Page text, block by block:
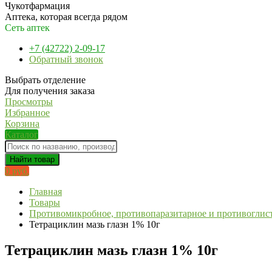
Чукотфармация
Аптека, которая всегда рядом
Сеть аптек
+7 (42722) 2-09-17
Обратный звонок
Выбрать отделение
Для получения заказа
Просмотры
Избранное
Корзина
Каталог
Найти товар
0 руб.
Главная
Товары
Противомикробное, противопаразитарное и
Тетрациклин мазь глазн 1% 10г
Тетрациклин мазь глазн 1% 10г